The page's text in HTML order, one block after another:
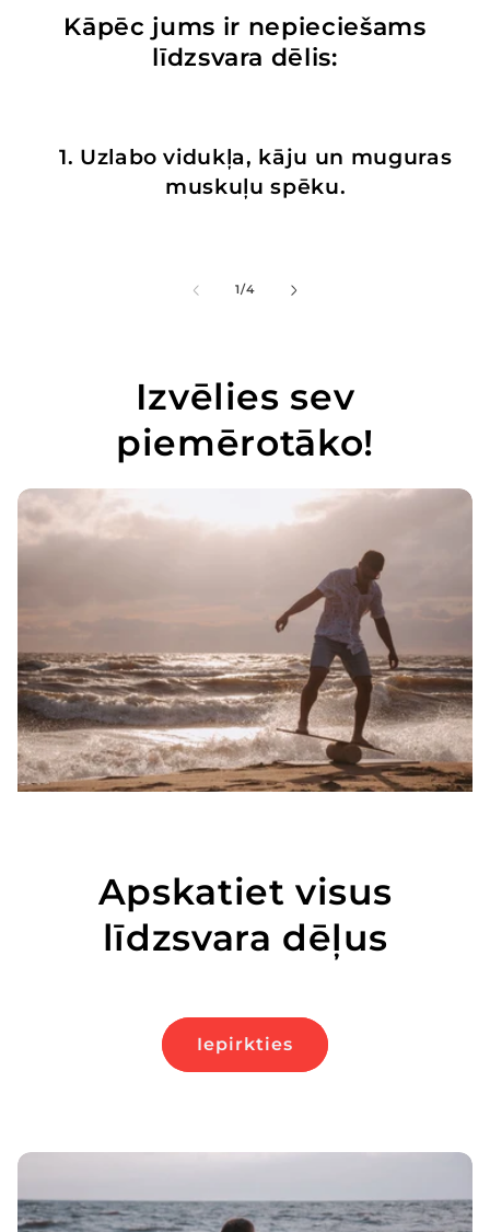
Kāpēc jums ir nepieciešams
līdzsvara dēlis:
1. Uzlabo vidukļa, kāju un muguras
muskuļu spēku.
1/of
4
Izvēlies sev
piemērotāko!
Apskatiet visus
līdzsvara dēļus
Iepirkties